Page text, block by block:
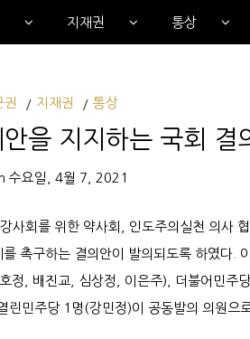
지재권 통상
권 지재권 통상
을 지지하는 국회 결
수요일, 4월 7, 2021
사회를 위한 약사회, 인도주의실천 의사
촉구하는 결의안이 발의되도록 하였다.
정, 배진교, 심상정, 이은주), 더불어민주
민주당 1명(강민정)이 공동발의 의원으